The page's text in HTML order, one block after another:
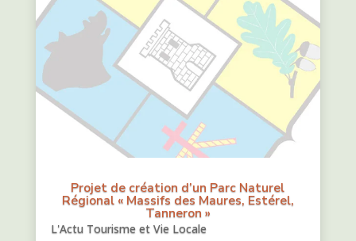
Projet de création d’un Parc Naturel
Régional « Massifs des Maures, Estérel,
Tanneron »
L'Actu Tourisme et Vie Locale